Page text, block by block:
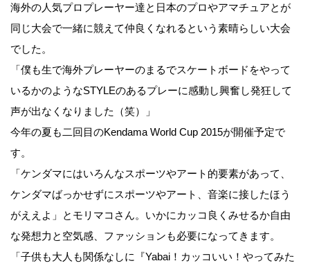
海外の人気プロプレーヤー達と日本のプロやアマチュアとが
同じ大会で一緒に競えて仲良くなれるという素晴らしい大会
でした。
「僕も生で海外プレーヤーのまるでスケートボードをやって
いるかのようなSTYLEのあるプレーに感動し興奮し発狂して
声が出なくなりました（笑）」
今年の夏も二回目のKendama World Cup 2015が開催予定で
す。
「ケンダマにはいろんなスポーツやアート的要素があって、
ケンダマばっかせずにスポーツやアート、音楽に接したほう
がええよ」とモリマコさん。いかにカッコ良くみせるか自由
な発想力と空気感、ファッションも必要になってきます。
「子供も大人も関係なしに『Yabai！カッコいい！やってみた